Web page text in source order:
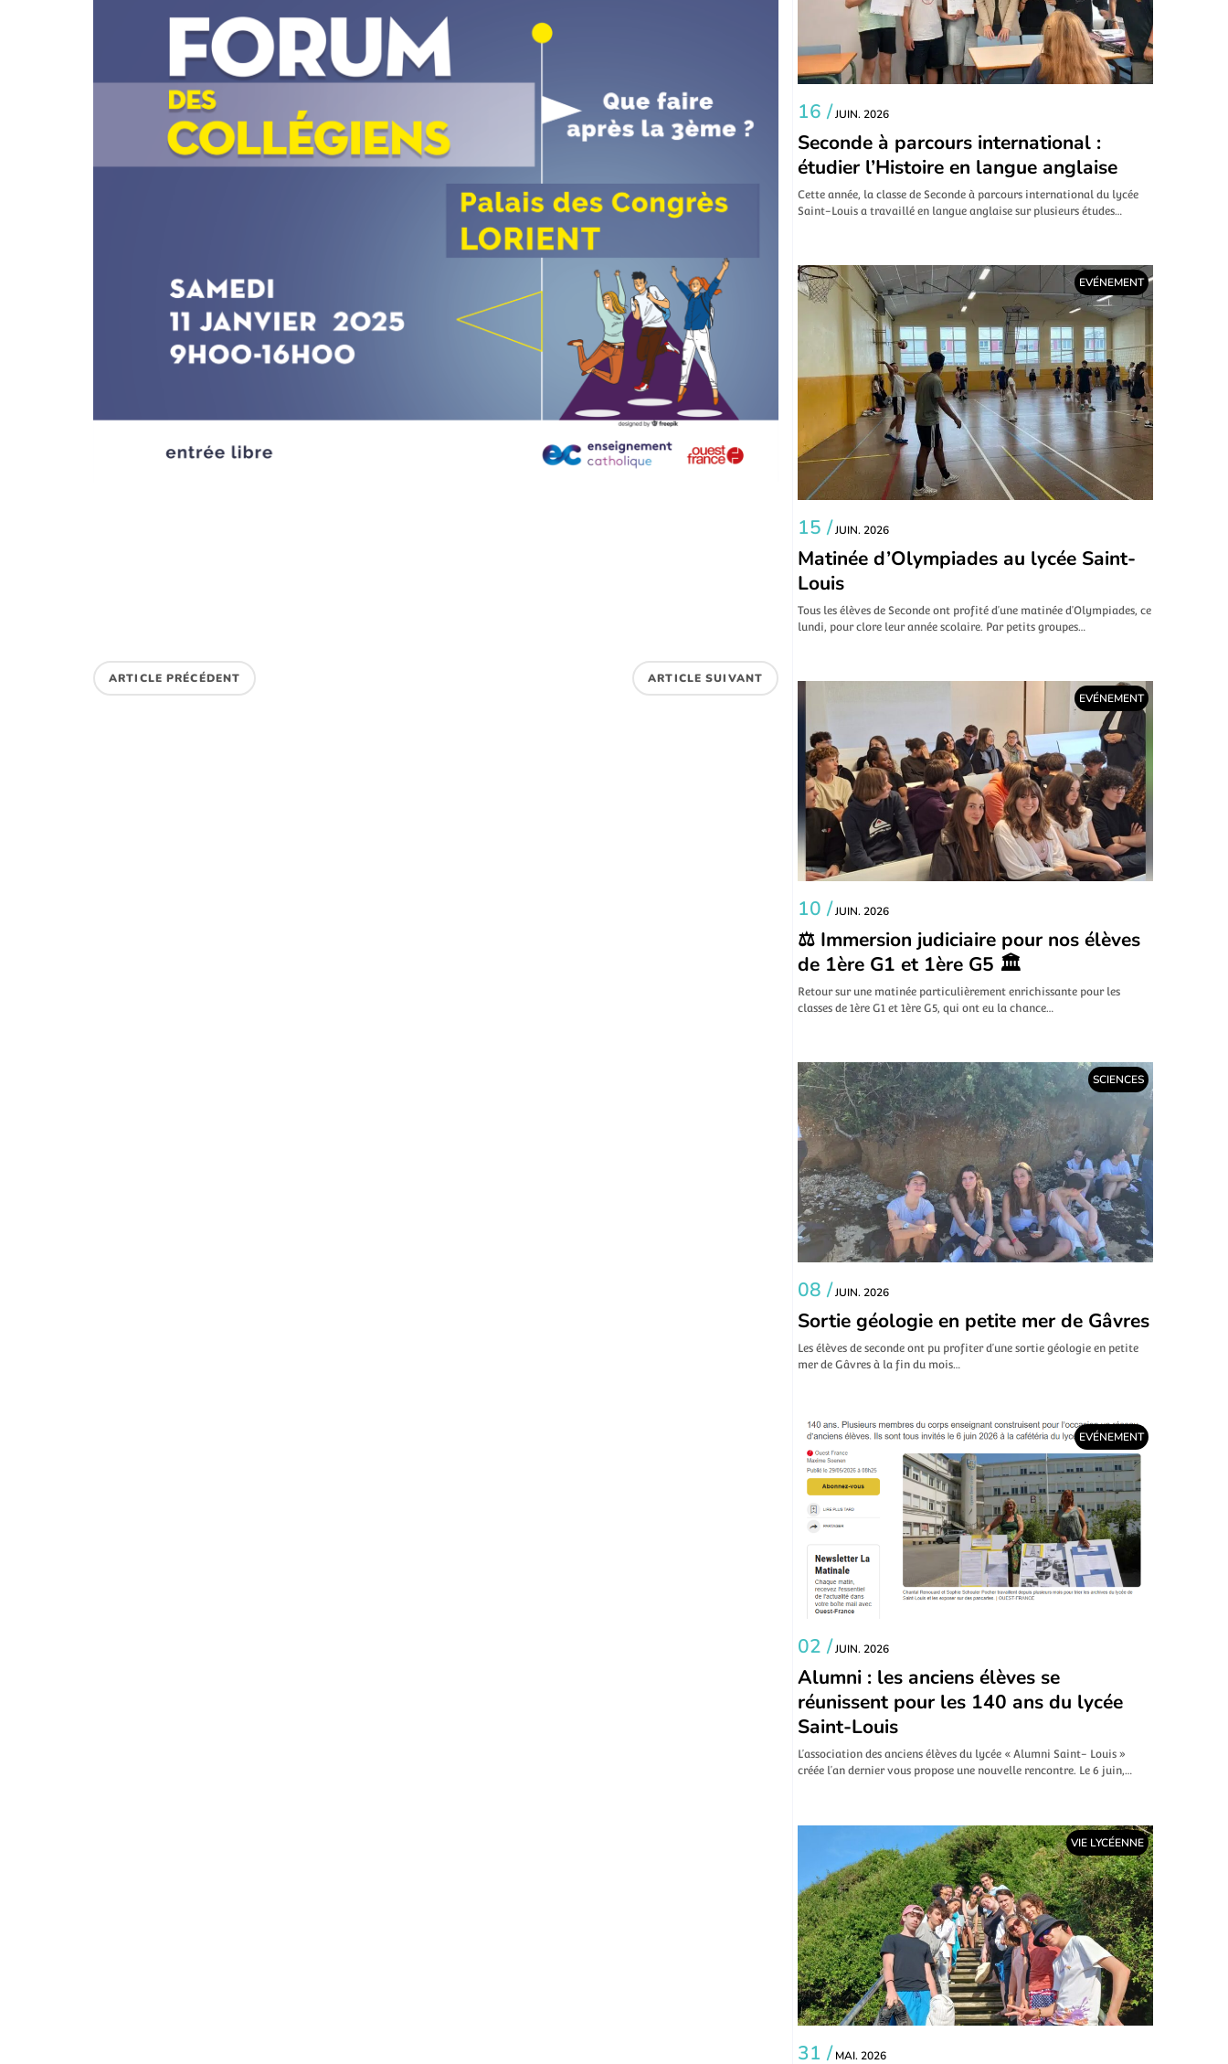
ARTICLE PRÉCÉDENT ARTICLE SUIVANT
16 /JUIN. 2026
Seconde à parcours international :
étudier l’Histoire en langue anglaise
Cette année, la classe de Seconde à parcours international du lycée
Saint-Louis a travaillé en langue anglaise sur plusieurs études…
EVÉNEMENT
15 /JUIN. 2026
Matinée d’Olympiades au lycée Saint-
Louis
Tous les élèves de Seconde ont profité d’une matinée d’Olympiades, ce
lundi, pour clore leur année scolaire. Par petits groupes…
EVÉNEMENT
10 /JUIN. 2026
⚖️ Immersion judiciaire pour nos élèves
de 1ère G1 et 1ère G5 🏛️
​Retour sur une matinée particulièrement enrichissante pour les
classes de 1ère G1 et 1ère G5, qui ont eu la chance…
SCIENCES
08 /JUIN. 2026
Sortie géologie en petite mer de Gâvres
Les élèves de seconde ont pu profiter d’une sortie géologie en petite
mer de Gâvres à la fin du mois…
EVÉNEMENT
02 /JUIN. 2026
Alumni : les anciens élèves se
réunissent pour les 140 ans du lycée
Saint-Louis
L’association des anciens élèves du lycée « Alumni Saint- Louis »
créée l’an dernier vous propose une nouvelle rencontre. Le 6 juin,…
VIE LYCÉENNE
31 / MAI. 2026